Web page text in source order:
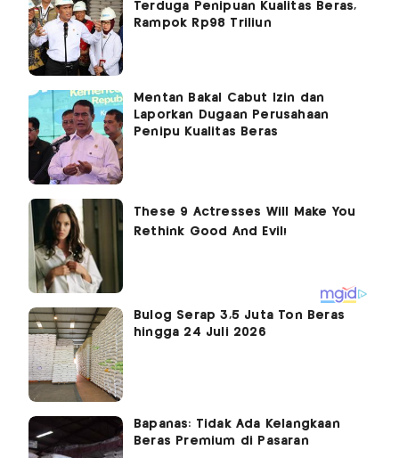
Terduga Penipuan Kualitas Beras,
Rampok Rp98 Triliun
Mentan Bakal Cabut Izin dan
Laporkan Dugaan Perusahaan
Penipu Kualitas Beras
Bulog Serap 3,5 Juta Ton Beras
hingga 24 Juli 2026
Bapanas: Tidak Ada Kelangkaan
Beras Premium di Pasaran